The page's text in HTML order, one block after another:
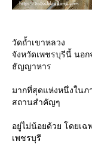
วัดถ้ำเขาหลวง
จังหวัดเพชรบุรีนี้ นอ
ธัญญาหาร
มากที่สุดแห่งหนึ่งในภ
สถานสำคัญๆ
อยู่ไม่น้อยด้วย โดยเ
เพชรบุรี